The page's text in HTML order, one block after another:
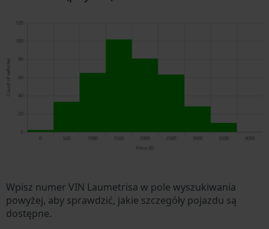
Wpisz numer VIN Laumetrisa w pole wyszukiwania
powyżej, aby sprawdzić, jakie szczegóły pojazdu są
dostępne.